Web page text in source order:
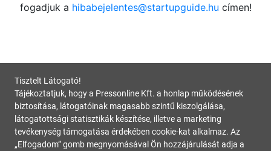
fogadjuk a hibabejelentes@startupguide.hu címen!
Tisztelt Látogató!
Tájékoztatjuk, hogy a Pressonline Kft. a honlap működésének
biztosítása, látogatóinak magasabb szintű kiszolgálása,
látogatottsági statisztikák készítése, illetve a marketing
tevékenység támogatása érdekében cookie-kat alkalmaz. Az
„Elfogadom” gomb megnyomásával Ön hozzájárulását adja a